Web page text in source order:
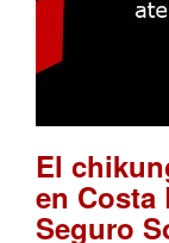
El
en Costa
Seguro